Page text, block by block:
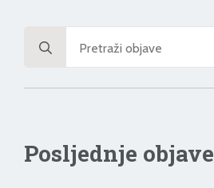
for:
Posljednje objave